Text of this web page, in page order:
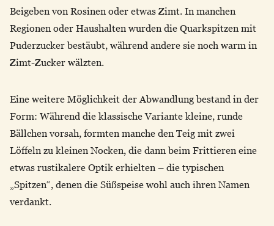
Beigeben von Rosinen oder etwas Zimt. In manchen
Regionen oder Haushalten wurden die Quarkspitzen mit
Puderzucker bestäubt, während andere sie noch warm in
Zimt-Zucker wälzten.
Eine weitere Möglichkeit der Abwandlung bestand in der
Form: Während die klassische Variante kleine, runde
Bällchen vorsah, formten manche den Teig mit zwei
Löffeln zu kleinen Nocken, die dann beim Frittieren eine
etwas rustikalere Optik erhielten – die typischen
„Spitzen“, denen die Süßspeise wohl auch ihren Namen
verdankt.